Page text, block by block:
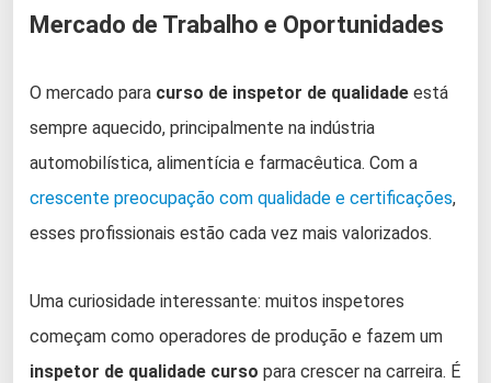
Mercado de Trabalho e Oportunidades
O mercado para curso de inspetor de qualidade está
sempre aquecido, principalmente na indústria
automobilística, alimentícia e farmacêutica. Com a
crescente preocupação com qualidade e certificações,
esses profissionais estão cada vez mais valorizados.
Uma curiosidade interessante: muitos inspetores
começam como operadores de produção e fazem um
inspetor de qualidade curso para crescer na carreira. É